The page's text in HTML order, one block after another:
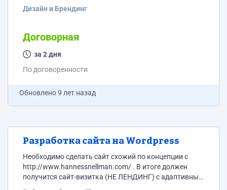
значение показателя эффективности, установленное
показателя эффективности, достигнутое за отчетный
период % 20 Дополнительно есть общее описание
деятельности и краткие описания по каждой группе
виде диаграмм (круговых или столбчатых). На
Дизайн и Брендинг
Договорная
за 2 дня
По договоренности
Обновлено9 лет назад
Разработка сайта на Wordpress
Необходимо сделать сайт схожий по концепции с
http://www.hannessnellman.com/ . В итоге должен
получится сайт-визитка (НЕ ЛЕНДИНГ) с адаптивным